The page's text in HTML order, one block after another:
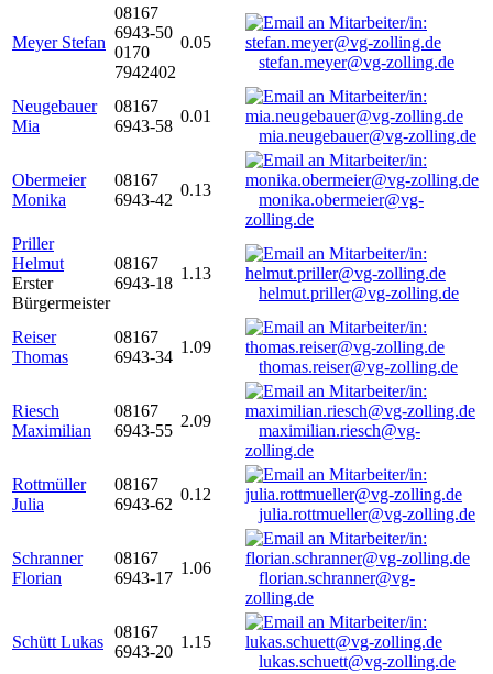
Meyer Stefan
08167
6943-50
0170
7942402
0.05
stefan.meyer@vg-zolling.de
Neugebauer
Mia
08167
6943-58
0.01
mia.neugebauer@vg-zolling.de
Obermeier
Monika
08167
6943-42
0.13
monika.obermeier@vg-
zolling.de
Priller
Helmut
Erster
Bürgermeister
08167
6943-18
1.13
helmut.priller@vg-zolling.de
Reiser
Thomas
08167
6943-34
1.09
thomas.reiser@vg-zolling.de
Riesch
Maximilian
08167
6943-55
2.09
maximilian.riesch@vg-
zolling.de
Rottmüller
Julia
08167
6943-62
0.12
julia.rottmueller@vg-zolling.de
Schranner
Florian
08167
6943-17
1.06
florian.schranner@vg-
zolling.de
Schütt Lukas
08167
6943-20
1.15
lukas.schuett@vg-zolling.de